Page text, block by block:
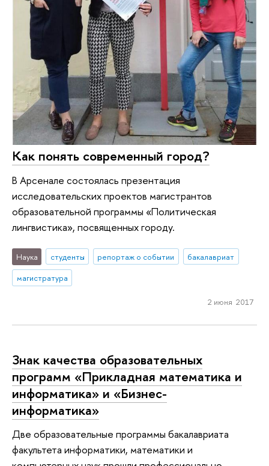
Как понять современный город?
В Арсенале состоялась презентация
исследовательских проектов магистрантов
образовательной программы «Политическая
лингвистика», посвященных городу.
Наука студенты репортаж о событии
бакалавриат
магистратура
2 июня 2017
Знак качества образовательных
программ «Прикладная математика и
информатика» и «Бизнес-
информатика»
Две образовательные программы бакалавриата
факультета информатики, математики и